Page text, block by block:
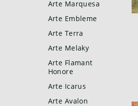
Arte Marquesa
Arte Embleme
Arte Terra
Arte Melaky
Arte Flamant
Honore
Arte Icarus
Arte Avalon